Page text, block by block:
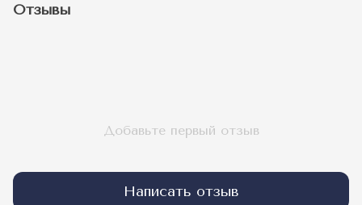
Отзывы
Добавьте первый отзыв
Написать отзыв